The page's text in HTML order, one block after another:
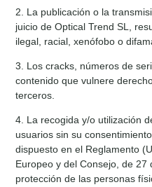
2. La publicación o la
juicio de Optical Trend SL,
ilegal, racial, xenófobo o
3. Los cracks, números de
contenido que vulnere
terceros.
4. La recogida y/o utilización
usuarios sin su
dispuesto en el Reglamento
Europeo y del Consejo, de
protección de las personas